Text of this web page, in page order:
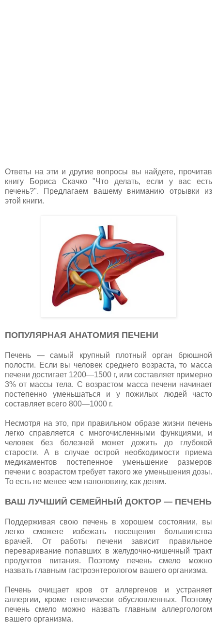
Ответы на эти и другие вопросы вы найдете, прочитав
книгу Бориса Скачко "Что делать, если у вас есть
печень?". Предлагаем вашему вниманию отрывки из
этой книги.
ПОПУЛЯРНАЯ АНАТОМИЯ ПЕЧЕНИ
Печень — самый крупный плотный орган брюшной
полости. Если вы человек среднего возраста, то масса
печени достигает 1200—1500 г, или составляет примерно
3% от массы тела. С возрастом масса печени начинает
постепенно уменьшаться и у пожилых людей часто
составляет всего 800—1000 г.
Несмотря на это, при правильном образе жизни печень
легко справляется с многочисленными функциями, и
человек без болезней может дожить до глубокой
старости. А в случае острой необходимости приема
медикаментов постепенное уменьшение размеров
печени с возрастом требует такого же уменьшения дозы.
То есть не менее чем наполовину, как детям.
ВАШ ЛУЧШИЙ СЕМЕЙНЫЙ ДОКТОР — ПЕЧЕНЬ
Поддерживая свою печень в хорошем состоянии, вы
легко сможете избежать посещения большинства
врачей. От работы печени зависит правильное
переваривание попавших в желудочно-кишечный тракт
продуктов питания. Поэтому печень смело можно
назвать главным гастроэнтерологом вашего организма.
Печень очищает кров от аллергенов и устраняет
аллергии, кроме генетически обусловленных. Поэтому
печень смело можно назвать главным аллергологом
вашего организма.